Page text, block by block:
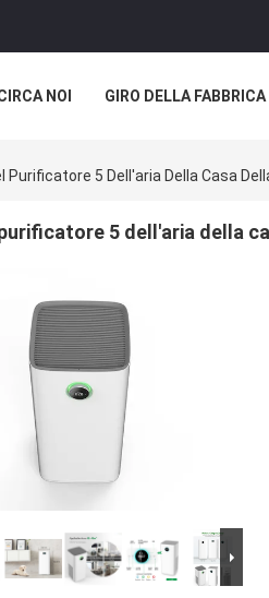
NOI GIRO DELLA FABBRICA
Purificatore 5 Dell'aria Della Casa
5 dell'aria della